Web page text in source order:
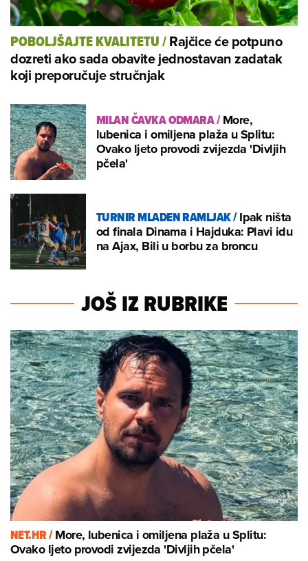
POBOLJŠAJTE KVALITETU/Rajčice će potpuno
dozreti ako sada obavite jednostavan zadatak
koji preporučuje stručnjak
MILAN ČAVKA ODMARA/More,
lubenica i omiljena plaža u Splitu:
Ovako ljeto provodi zvijezda 'Divljih
pčela'
TURNIR MLADEN RAMLJAK/Ipak ništa
od finala Dinama i Hajduka: Plavi idu
na Ajax, Bili u borbu za broncu
JOŠ IZ RUBRIKE
NET.HR /More, lubenica i omiljena plaža u Splitu:
Ovako ljeto provodi zvijezda 'Divljih pčela'